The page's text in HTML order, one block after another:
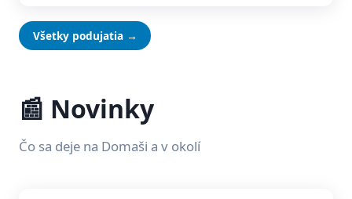
Všetky podujatia →
📰 Novinky
Čo sa deje na Domaši a v okolí